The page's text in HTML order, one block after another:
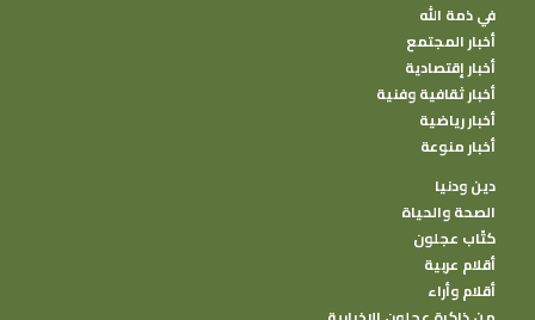
في ذمة الله
أخبار المجتمع
أخبار إقتصادية
أخبار ثقافية وفنية
أخبار رياضية
أخبار منوعة
دين ودنيا
الصحة والحياة
كتًاب عجلون
أقلام عربية
أقلام وأراء